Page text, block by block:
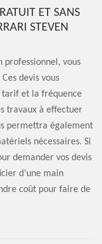
ET SANS
STEVEN
professionnel, vous
devis vous
tarif et la fréquence
travaux à effectuer
permettra également
nécessaires. Si
demander vos devis
d’une main
coût pour faire de